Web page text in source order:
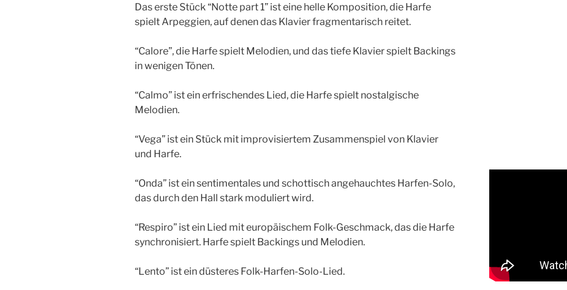
Das erste Stück “Notte part 1” ist eine helle Komposition, die Harfe
spielt Arpeggien, auf denen das Klavier fragmentarisch reitet.
“Calore”, die Harfe spielt Melodien, und das tiefe Klavier spielt Backings
in wenigen Tönen.
“Calmo” ist ein erfrischendes Lied, die Harfe spielt nostalgische
Melodien.
“Vega” ist ein Stück mit improvisiertem Zusammenspiel von Klavier
und Harfe.
“Onda” ist ein sentimentales und schottisch angehauchtes Harfen-Solo,
das durch den Hall stark moduliert wird.
“Respiro” ist ein Lied mit europäischem Folk-Geschmack, das die Harfe
synchronisiert. Harfe spielt Backings und Melodien.
“Lento” ist ein düsteres Folk-Harfen-Solo-Lied.